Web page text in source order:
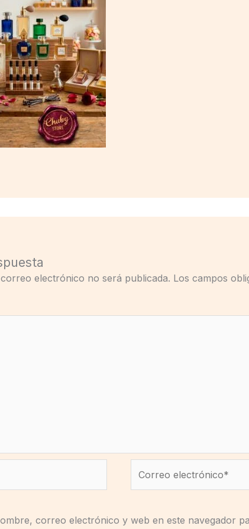
electrónico no será publicada. Los campos
electrónico*
correo electrónico y web en este navegador